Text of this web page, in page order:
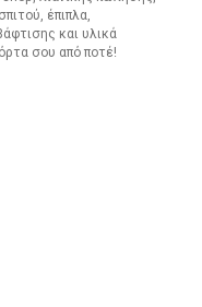
έπιπλα,
και υλικά
σου από ποτέ!